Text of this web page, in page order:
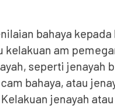
bahaya
am
seperti jenayah
bahaya, atau
jenayah